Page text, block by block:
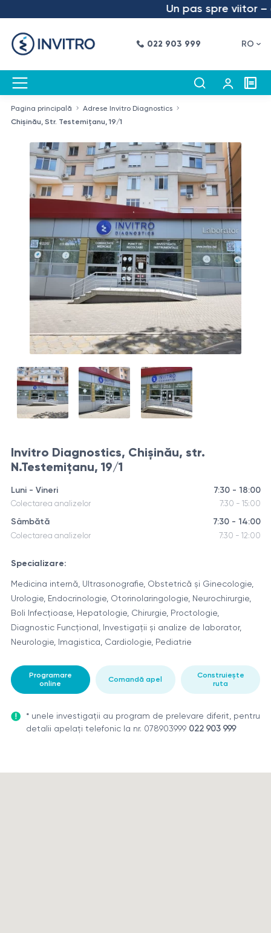
Un pas spre viitor –
022 903 999 RO
Pagina principală
Adrese Invitro Diagnostics
Chișinău, Str. Testemițanu, 19/1
Invitro Diagnostics, Chișinău, str.
N.Testemițanu, 19/1
Luni - Vineri 7:30 - 18:00
Colectarea analizelor 7:30 - 15:00
Sâmbătă 7:30 - 14:00
Colectarea analizelor 7:30 - 12:00
Specializare:
Medicina internă, Ultrasonografie, Obstetrică și Ginecologie,
Urologie, Endocrinologie, Otorinolaringologie, Neurochirurgie,
Boli Infecțioase, Hepatologie, Chirurgie, Proctologie,
Diagnostic Funcțional, Investigații și analize de laborator,
Neurologie, Imagistica, Cardiologie, Pediatrie
Programare
online
Comandă apel
Construiește
ruta
* unele investigații au program de prelevare diferit, pentru
detalii apelați telefonic la nr. 078903999 022 903 999